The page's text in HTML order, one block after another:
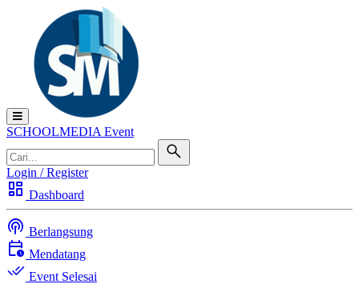
SCHOOLMEDIA Event
Login / Register
dashboard Dashboard
podcasts Berlangsung
calendar_clock Mendatang
done_all Event Selesai